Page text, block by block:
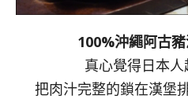
100%沖繩阿古
真心覺得日本
把肉汁完整的鎖在漢堡